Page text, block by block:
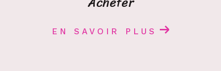
pour décider des étapes futures de votre
EN SAVOIR PLUS